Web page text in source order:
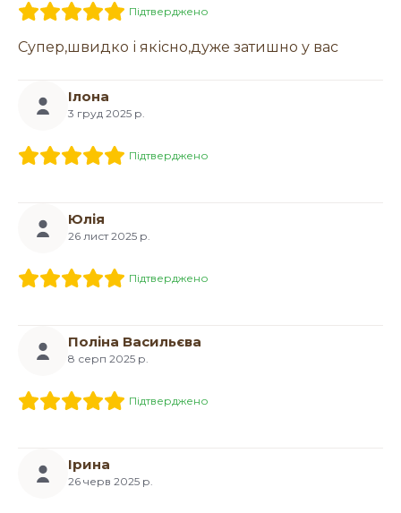
Підтверджено
Супер,швидко і якісно,дуже затишно у вас
Ілона
3 груд 2025 р.
Підтверджено
Юлія
26 лист 2025 р.
Підтверджено
Поліна Васильєва
8 серп 2025 р.
Підтверджено
Ірина
26 черв 2025 р.